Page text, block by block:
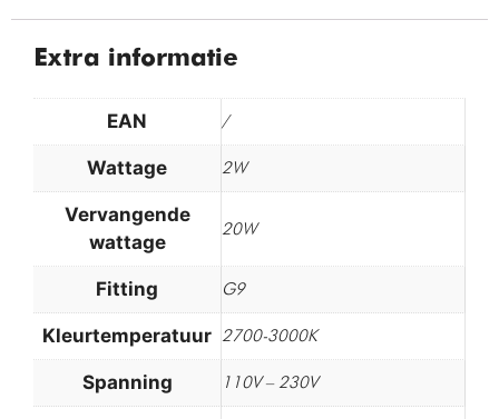
Extra informatie
EAN /
Wattage 2W
Vervangende
wattage
20W
Fitting G9
Kleurtemperatuur 2700-3000K
Spanning 110V – 230V